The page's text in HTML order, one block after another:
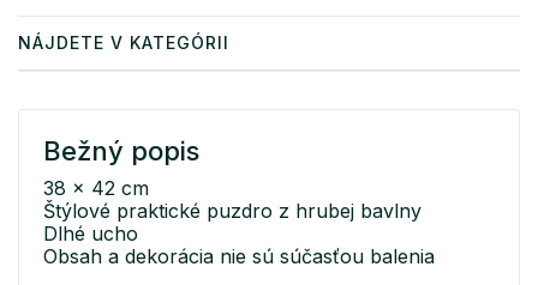
NÁJDETE V KATEGÓRII
Bežný popis
38 x 42 cm
Štýlové praktické puzdro z hrubej bavlny
Dlhé ucho
Obsah a dekorácia nie sú súčasťou balenia